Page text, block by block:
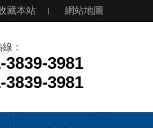
藏本站 網站地圖
：
3839-3981
3839-3981